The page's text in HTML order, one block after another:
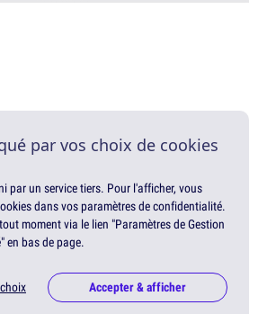
par vos choix de cookies
par un service tiers. Pour l'afficher, vous
dans vos paramètres de confidentialité.
moment via le lien "Paramètres de Gestion
en bas de page.
Accepter & afficher